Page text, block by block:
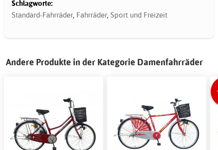
Schlagworte:
Standard-Fahrräder Fahrräder Sport und Freizeit
Andere Produkte in der Kategorie Damenfahrräder